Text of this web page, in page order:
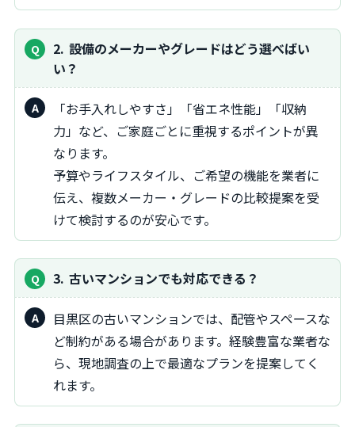
2 設備のメーカーやグレードはどう選べばい
い？
「お手入れしやすさ」「省エネ性能」「収納
力」など、ご家庭ごとに重視するポイントが異
なります。
予算やライフスタイル、ご希望の機能を業者に
伝え、複数メーカー・グレードの比較提案を受
けて検討するのが安心です。
3 古いマンションでも対応できる？
目黒区の古いマンションでは、配管やスペースな
ど制約がある場合があります。経験豊富な業者な
ら、現地調査の上で最適なプランを提案してく
れます。